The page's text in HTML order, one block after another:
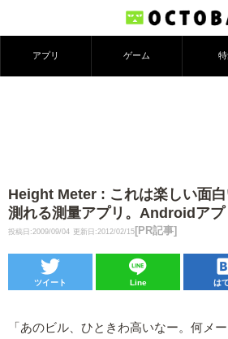
アプリ ゲーム
Height Meter : これは楽しい面
測れる測量アプリ。Androidアプ
投稿日:2009/09/04 更新日:2012/02/15 [PR記事]
ツイート Line は
「あのビル、ひときわ高いなー。何メ